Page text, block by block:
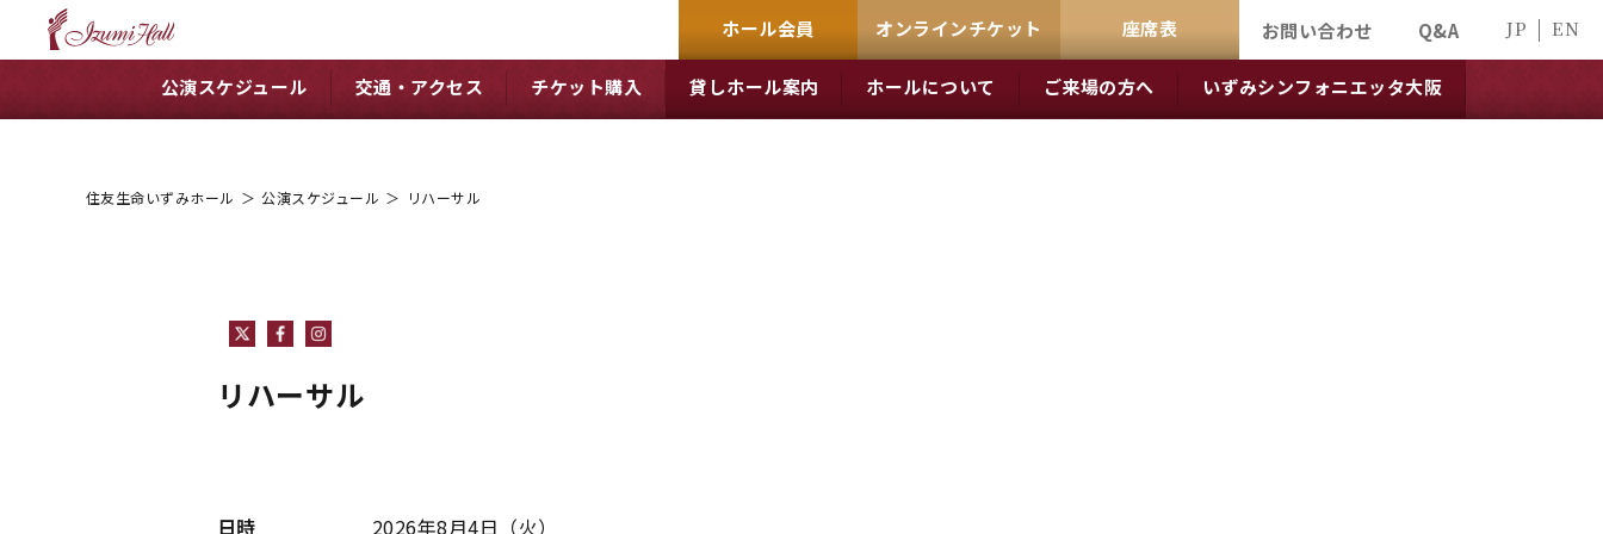
ホール会員 オンラインチケット 座席表 お問い合わせ Q&A JP EN
公演スケジュール 交通・アクセス チケット購入 貸しホール案内 ホールについて ご来場の方へ いずみシンフォニエッタ大阪
住友生命いずみホール ＞ 公演スケジュール ＞ リハーサル
リハーサル
日時 2026年8月4日 （火）